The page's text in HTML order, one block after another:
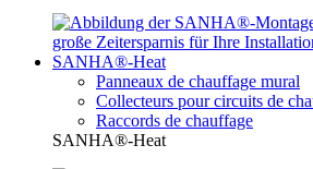
SANHA®-Heat
Panneaux de chauffage mural
Collecteurs pour circuits de
Raccords de chauffage
SANHA®-Heat